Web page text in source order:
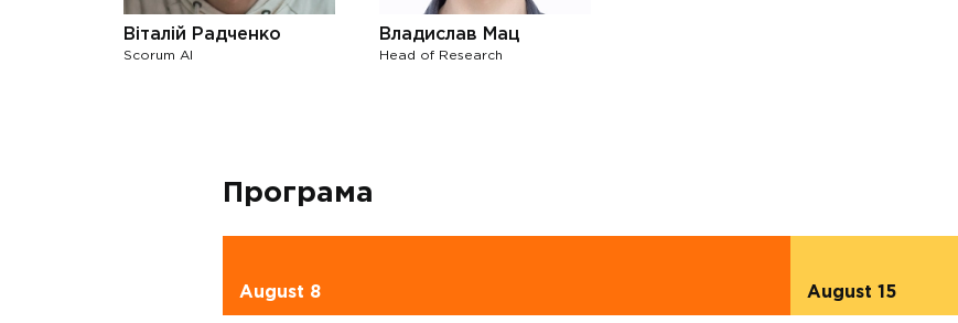
Вiталiй Радченко
Scorum AI
Владислав Мац
Head of Research
Програма
August 8 August 15